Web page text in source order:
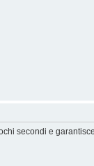
secondi e